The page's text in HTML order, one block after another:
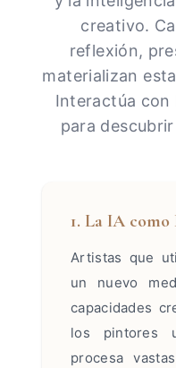
creativo.
reflexión,
materializan
Interactúa con
para
1. La IA
Artistas que
un nuevo
capacidades
los pintores
procesa